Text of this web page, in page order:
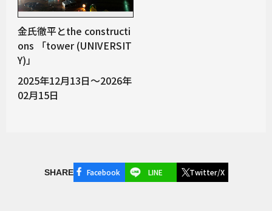
金氏徹平とthe constructi
ons 「tower (UNIVERSIT
Y)」
2025年12月13日～2026年
02月15日
SHARE Facebook LINE Twitter/X